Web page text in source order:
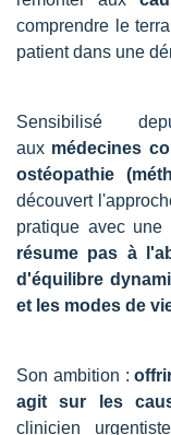
comprendre le
patient dans une
Sensibilisé
aux médecines
ostéopathie
découvert
pratique avec une
résume pas à
d'équilibre
et les modes de
Son ambition :
agit sur les
clinicien